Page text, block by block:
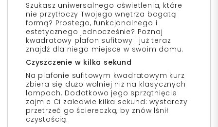
Szukasz uniwersalnego oświetlenia, które
nie przytłoczy Twojego wnętrza bogatą
formą? Prostego, funkcjonalnego i
estetycznego jednocześnie? Poznaj
kwadratowy plafon sufitowy i już teraz
znajdź dla niego miejsce w swoim domu.
Czyszczenie w kilka sekund
Na plafonie sufitowym kwadratowym kurz
zbiera się dużo wolniej niż na klasycznych
lampach. Dodatkowo jego sprzątnięcie
zajmie Ci zaledwie kilka sekund: wystarczy
przetrzeć go ściereczką, by znów lśnił
czystością.